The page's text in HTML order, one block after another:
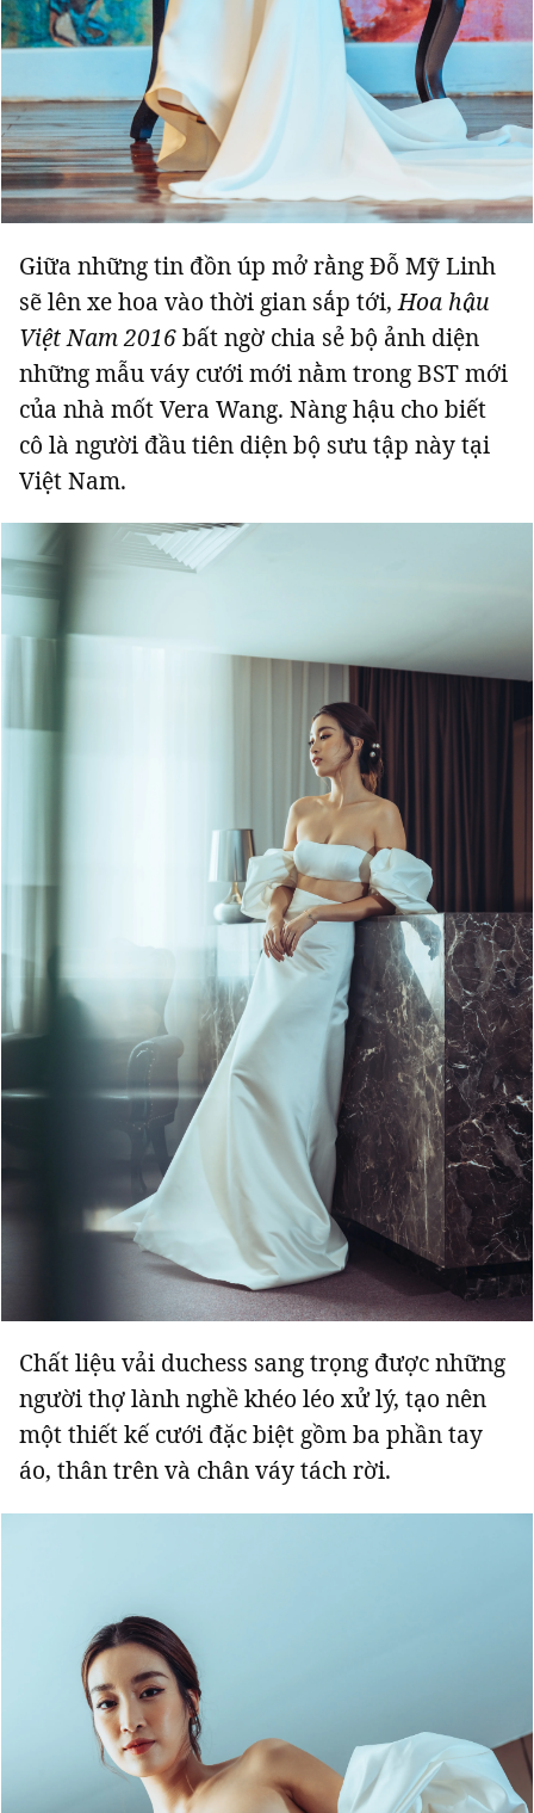
Giữa những tin đồn úp mở rằng Đỗ Mỹ Linh
sẽ lên xe hoa vào thời gian sắp tới,Hoa hậu
Việt Nam 2016bất ngờ chia sẻ bộ ảnh diện
những mẫu váy cưới mới nằm trong BST mới
của nhà mốt Vera Wang. Nàng hậu cho biết
cô là người đầu tiên diện bộ sưu tập này tại
Việt Nam.
Chất liệu vải duchess sang trọng được những
người thợ lành nghề khéo léo xử lý, tạo nên
một thiết kế cưới đặc biệt gồm ba phần tay
áo, thân trên và chân váy tách rời.